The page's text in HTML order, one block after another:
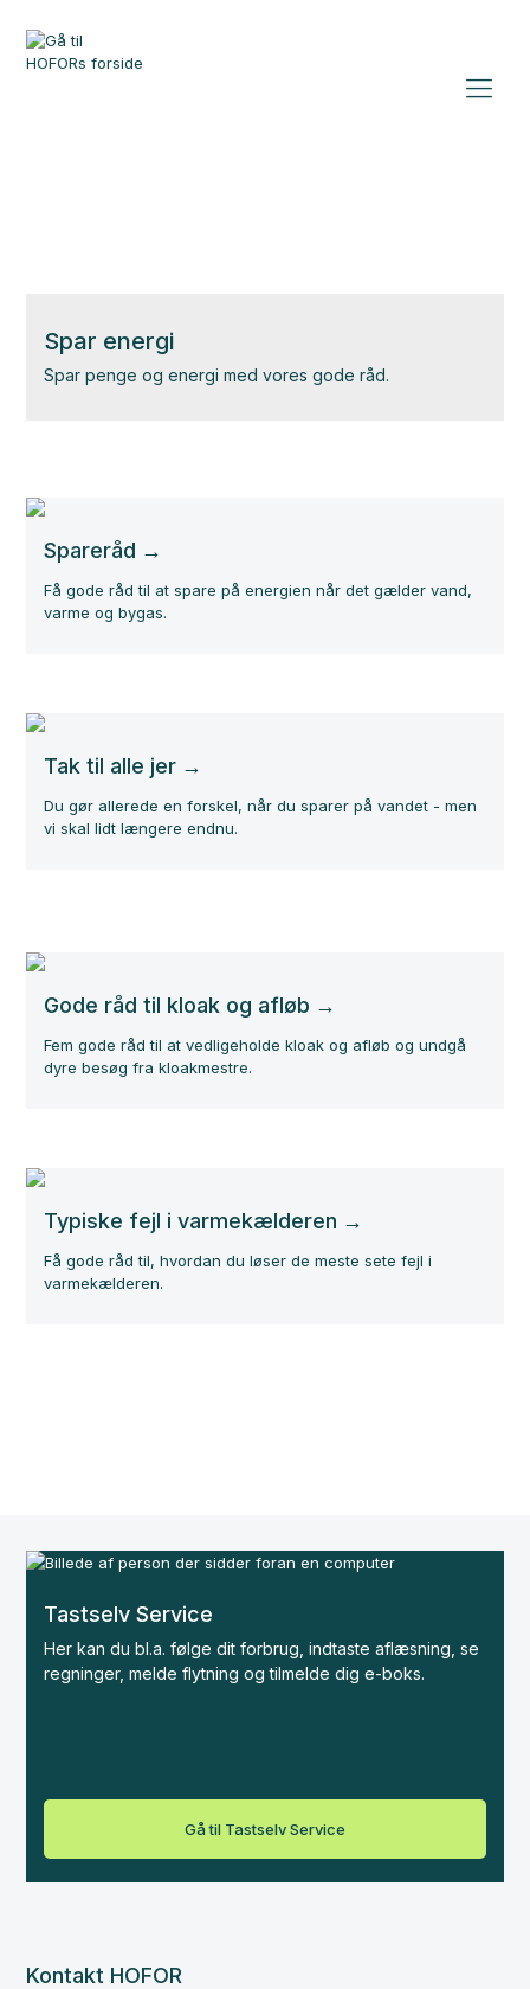
Spar energi
Spar penge og energi med vores gode råd.
Spareråd
Få gode råd til at spare på energien når det gælder vand,
varme og bygas.
Tak til alle jer
Du gør allerede en forskel, når du sparer på vandet - men
vi skal lidt længere endnu.
Gode råd til kloak og afløb
Fem gode råd til at vedligeholde kloak og afløb og undgå
dyre besøg fra kloakmestre.
Typiske fejl i varmekælderen
Få gode råd til, hvordan du løser de meste sete fejl i
varmekælderen.
Tastselv Service
Her kan du bl.a. følge dit forbrug, indtaste aflæsning, se
regninger, melde flytning og tilmelde dig e-boks.
Gå til Tastselv Service
Kontakt HOFOR